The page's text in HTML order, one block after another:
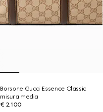
Borsone Gucci Essence Classic
misura media
€ 2.100